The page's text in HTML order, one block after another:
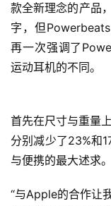
款全新理念的产品
字，但
再一次强调了
运动耳机的不同。
首先在尺寸与重量
分别减少了23%和
与便携的最大述求。
“与Apple的合作让